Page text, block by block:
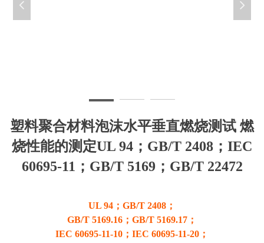
넳 넲
塑料聚合材料泡沫水平垂直燃烧测试 燃
烧性能的测定UL 94；GB/T 2408；IEC
60695-11；GB/T 5169；GB/T 22472
UL 94；GB/T 2408；
GB/T 5169.16；GB/T 5169.17；
IEC 60695-11-10；IEC 60695-11-20；